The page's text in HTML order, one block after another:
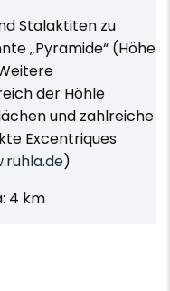
Stalaktiten zu
„Pyramide“ (Höhe
der Höhle
und zahlreiche
Excentriques
)
4 km